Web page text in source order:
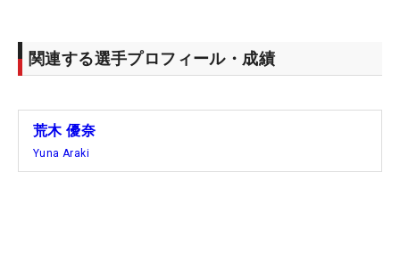
最終組で岡山絵里、沖せいらに負けじとバーディを
量産した姉の優奈は18番で1メートルのバーディパ
番のバーディで妹に追いつき、6番のボードでも順
関連する選手プロフィール・成績
荒木 優奈
Yuna Araki